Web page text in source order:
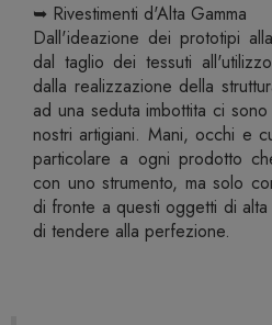
➥ Rivestimenti d'Alta Gamma
Dall'ideazione dei prototipi
dal taglio dei tessuti
dalla realizzazione della
ad una seduta imbottita ci
nostri artigiani. Mani, occhi e
particolare a ogni prodotto
con uno strumento, ma solo
di fronte a questi oggetti di
di tendere alla perfezione.